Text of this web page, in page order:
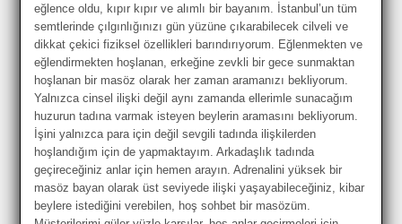
eğlence oldu, kıpır kıpır ve alımlı bir bayanım. İstanbul’un tüm
semtlerinde çılgınlığınızı gün yüzüne çıkarabilecek cilveli ve
dikkat çekici fiziksel özellikleri barındırıyorum. Eğlenmekten ve
eğlendirmekten hoşlanan, erkeğine zevkli bir gece sunmaktan
hoşlanan bir masöz olarak her zaman aramanızı bekliyorum.
Yalnızca cinsel ilişki değil aynı zamanda ellerimle sunacağım
huzurun tadına varmak isteyen beylerin aramasını bekliyorum.
İşini yalnızca para için değil sevgili tadında ilişkilerden
hoşlandığım için de yapmaktayım. Arkadaşlık tadında
geçireceğiniz anlar için hemen arayın. Adrenalini yüksek bir
masöz bayan olarak üst seviyede ilişki yaşayabileceğiniz, kibar
beylere istediğini verebilen, hoş sohbet bir masözüm.